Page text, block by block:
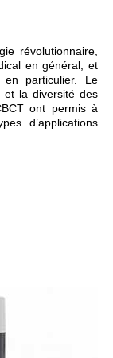
révolutionnaire,
en général, et
en particulier. Le
et la diversité des
ont permis à
d’applications